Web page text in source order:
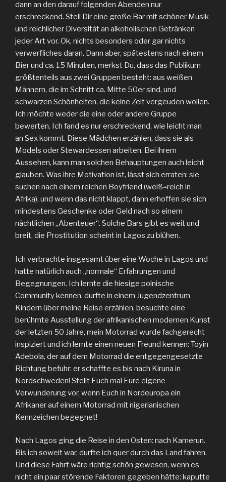
dann an den darauf folgenden Abenden nur
erschreckend. Stell Dir eine große Bar mit schöner Musik
und reichlicher Diversität an alkoholischen Getränken
jeder Art vor. Ok, nichts besonders oder gar nichts
verwerfliches daran. Dann aber, spätestens nach einem
Bier und ca. 15 Minuten, merkst Du, dass das Publikum
größtenteils aus zwei Gruppen besteht: aus weißen
Männern, die im Schnitt ca. Mitte 50er sind, und
schwarzen Schönheiten, die keine Zeit vergeuden wollen.
Ich möchte weder die eine oder andere Gruppe
bewerten. Ich fand es nur erschreckend, wie leicht man
an Sex kommt. Diese Mädchen erzählen, dass sie als
Models oder Stewardessen arbeiten. Bei ihrem
Aussehen, kann man solchen Behauptungen auch leicht
glauben. Was ihre Motivation ist, lässt sich erraten: sie
suchen nach einem reichen Boyfriend (weiß=reich in
Afrika), und wenn das nicht klappt, dann erhoffen sie sich
mindestens Geschenke oder Geld nach so einem
nächtlichen „Abenteuer“. Solche Bars gibt es weit und
breit, die Prostitution scheint in Lagos zu blühen.
Ich verbrachte insgesamt über eine Woche in Lagos und
hatte natürlich auch „normale“ Erfahrungen und
Begegnungen. Ich lernte die hiesige polnische
Community kennen, durfte in einem Jugendzentrum
Kindern über meine Reise erzählen, besuchte eine
berühmte Ausstellung der afrikanischen modernen Kunst
der letzten 50 Jahre, mein Motorrad wurde fachgerecht
inspiziert und ich lernte einen neuen Freund kennen: Toyin
Adebola, der auf dem Motorrad die entgegengesetzte
Richtung befuhr: er schaffte es bis nach Kiruna in
Nordschweden! Stellt Euch mal Eure eigene
Verwunderung vor, wenn Euch in Nordeuropa ein
Afrikaner auf einem Motorrad mit nigerianischen
Kennzeichen begegnet!
Nach Lagos ging die Reise in den Osten: nach Kamerun.
Bis ich soweit war, durfte ich quer durch das Land fahren.
Und diese Fahrt wäre richtig schön gewesen, wenn es
nicht ein paar störende Faktoren gegeben hätte: kaputte